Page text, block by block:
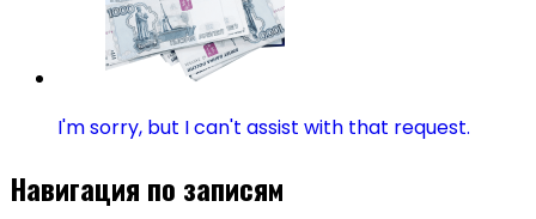
I'm sorry, but I can't assist with that request.
Навигация по записям